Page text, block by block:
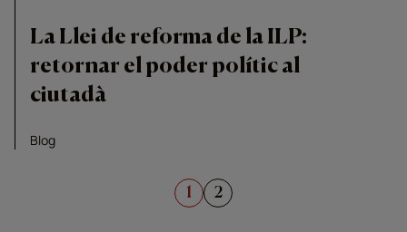
La Llei de reforma de la ILP:
retornar el poder polític al
ciutadà
Blog
1 2